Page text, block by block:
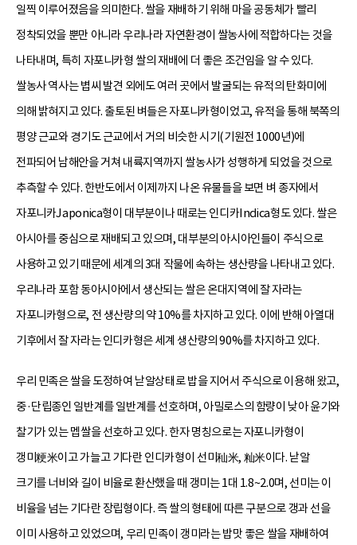
일찍 이루어졌음을 의미한다. 쌀을 재배하기 위해 마을 공동체가 빨리
정착되었을 뿐만 아니라 우리나라 자연환경이 쌀농사에 적합하다는 것을
나타내며, 특히 자포니카형 쌀의 재배에 더 좋은 조건임을 알 수 있다.
쌀농사 역사는 볍씨 발견 외에도 여러 곳에서 발굴되는 유적의 탄화미에
의해 밝혀지고 있다. 출토된 벼들은 자포니카형이었고, 유적을 통해 북쪽의
평양 근교와 경기도 근교에서 거의 비슷한 시기(기원전 1000년)에
전파되어 남해안을 거쳐 내륙지역까지 쌀농사가 성행하게 되었을 것으로
추측할 수 있다. 한반도에서 이제까지 나온 유물들을 보면 벼 종자에서
자포니카Japonica형이 대부분이나 때로는 인디카Indica형도 있다. 쌀은
아시아를 중심으로 재배되고 있으며, 대부분의 아시아인들이 주식으로
사용하고 있기 때문에 세계의 3대 작물에 속하는 생산량을 나타내고 있다.
우리나라 포함 동아시아에서 생산되는 쌀은 온대지역에 잘 자라는
자포니카형으로, 전 생산량의 약 10%를 차지하고 있다. 이에 반해 아열대
기후에서 잘 자라는 인디카형은 세계 생산량의 90%를 차지하고 있다.
우리 민족은 쌀을 도정하여 낟알상태로 밥을 지어서 주식으로 이용해 왔고,
중·단립종인 일반계를 일반계를 선호하며, 아밀로스의 함량이 낮아 윤기와
찰기가 있는 멥쌀을 선호하고 있다. 한자 명칭으로는 자포니카형이
갱미粳米이고 가늘고 기다란 인디카형이 선미秈米, 籼米이다. 낟알
크기를 너비와 길이 비율로 환산했을 때 갱미는 1대 1.8~2.0며, 선미는 이
비율을 넘는 기다란 장립형이다. 즉 쌀의 형태에 따른 구분으로 갱과 선을
이미 사용하고 있었으며, 우리 민족이 갱미라는 밥맛 좋은 쌀을 재배하여